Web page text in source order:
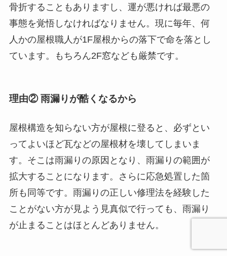
骨折することもありますし、運が悪ければ最悪の
事態を覚悟しなければなりません。現に毎年、何
人かの屋根職人が1F屋根からの落下で命を落とし
ています。もちろん2F窓なども厳禁です。
理由② 雨漏りが酷くなるから
屋根構造を知らない方が屋根に登ると、必ずとい
ってよいほど瓦などの屋根材を壊してしまいま
す。そこは雨漏りの原因となり、雨漏りの範囲が
拡大することになります。さらに応急処置した箇
所も同等です。雨漏りの正しい修理法を経験した
ことがない方が見よう見真似で行っても、雨漏り
が止まることはほとんどありません。